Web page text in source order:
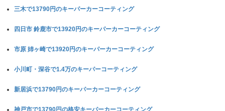
三木で13790円のキーパーカーコーティング
四日市 鈴鹿市で13920円のキーパーカーコーティング
市原 姉ヶ崎で13920円のキーパーカーコーティング
小川町・深谷で1.4万のキーパーコーティング
新居浜で13790円のキーパーカーコーティング
神戸市で13790円の格安キーパーカーコーティング